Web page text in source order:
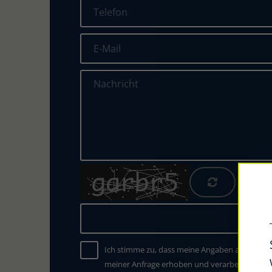
Ich stimme zu, dass meine Angaben aus dem
meiner Anfrage erhoben und verarbeitet